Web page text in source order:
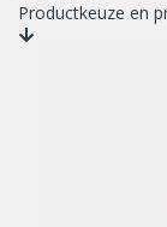
Productkeuze en